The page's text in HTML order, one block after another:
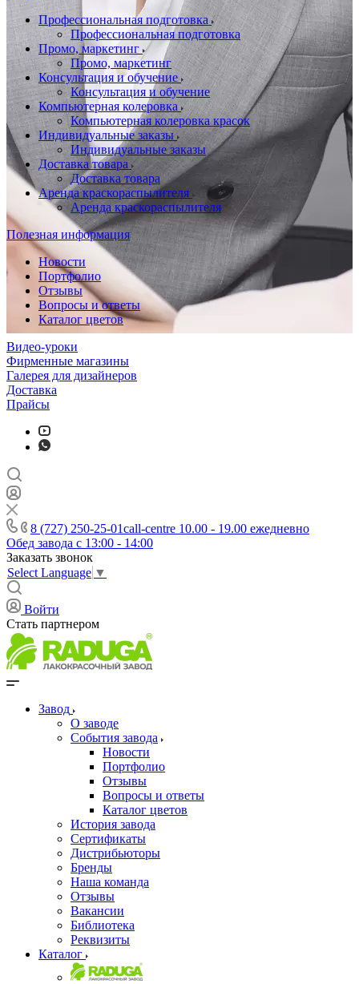
Профессиональная подготовка
Профессиональная подготовка
Промо, маркетинг
Промо, маркетинг
Консультация и обучение
Консультация и обучение
Компьютерная колеровка
Компьютерная колеровка красок
Индивидуальные заказы
Индивидуальные заказы
Доставка товара
Доставка товара
Аренда краскораспылителя
Аренда краскораспылителя
Полезная информация
Новости
Портфолио
Отзывы
Вопросы и ответы
Каталог цветов
Видео-уроки
Фирменные магазины
Галерея для дизайнеров
Доставка
Прайсы
8 (727) 250-25-01call-centre 10.00 - 19.00 ежедневно
Обед завода с 13:00 - 14:00
Заказать звонок
Select Language ▼
Войти
Стать партнером
Завод
О заводе
События завода
Новости
Портфолио
Отзывы
Вопросы и ответы
Каталог цветов
История завода
Сертификаты
Дистрибьюторы
Бренды
Наша команда
Отзывы
Вакансии
Библиотека
Реквизиты
Каталог